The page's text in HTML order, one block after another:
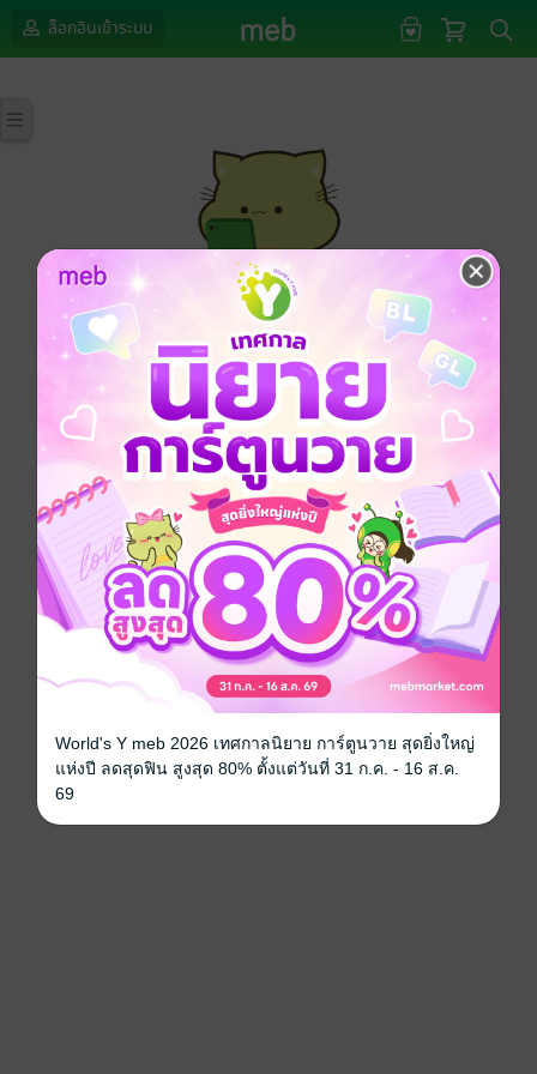
ล็อกอินเข้าระบบ
กรุณาเข้าสู่ระบบก่อนดำเนินรายการด้วยค่ะ
ล็อกอินเข้าระบบ
World's Y meb 2026 เทศกาลนิยาย การ์ตูนวาย สุดยิ่งใหญ่
แห่งปี ลดสุดฟิน สูงสุด 80% ตั้งแต่วันที่ 31 ก.ค. - 16 ส.ค.
69